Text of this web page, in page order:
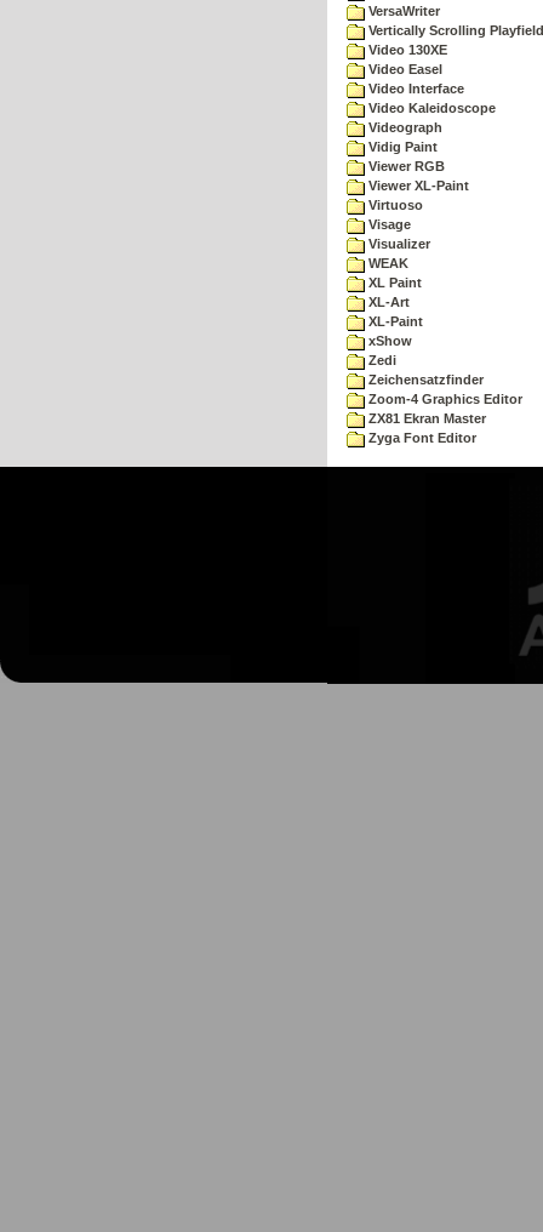
VersaWriter
Vertically Scrolling
Video 130XE
Video Easel
Video Interface
Video Kaleidoscope
Videograph
Vidig Paint
Viewer RGB
Viewer XL-Paint
Virtuoso
Visage
Visualizer
WEAK
XL Paint
XL-Art
XL-Paint
xShow
Zedi
Zeichensatzfinder
Zoom-4 Graphics Editor
ZX81 Ekran Master
Zyga Font Editor